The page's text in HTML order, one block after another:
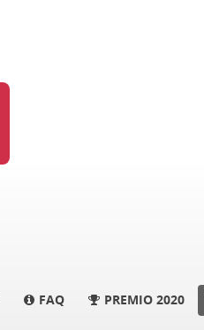
FAQ PREMIO 2020